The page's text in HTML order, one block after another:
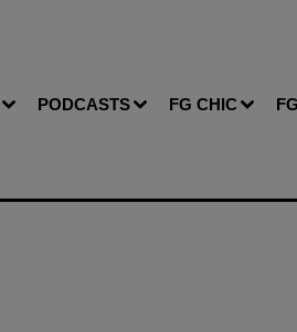
PODCASTS FG CHIC